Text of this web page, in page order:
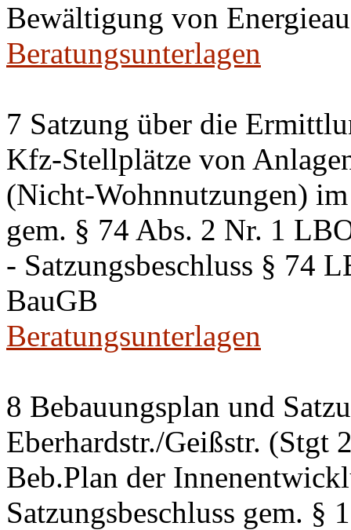
Bewältigung von
Beratungsunterlagen
7 Satzung über die
Kfz-Stellplätze von
(Nicht-Wohnnutzungen)
gem. § 74 Abs. 2 Nr. 1
- Satzungsbeschluss § 74
BauGB
Beratungsunterlagen
8 Bebauungsplan und
Eberhardstr./Geißstr. (Stgt
Beb.Plan der
Satzungsbeschluss gem.